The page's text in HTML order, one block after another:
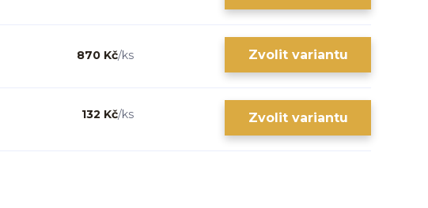
870 Kč/ks Zvolit variantu
132 Kč/ks Zvolit variantu